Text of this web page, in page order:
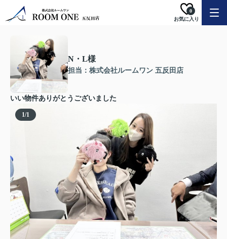
お気に入り
0
N・L様
担当：株式会社ルームワン 五反田店
いい物件ありがとうございました
1/1